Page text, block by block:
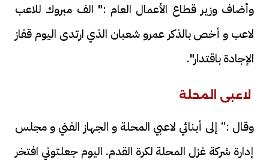
وأضاف وزير قطاع الأعمال العام :" الف مبروك للاعب
لاعب و أخص بالذكر عمرو شعبان الذي ارتدى اليوم قفاز
الإجادة باقتدار".
لاعبى المحلة
وقال :” إلى أبنائي لاعبي المحلة و الجهاز الفني و مجلس
إدارة شركة غزل المحلة لكرة القدم. اليوم جعلتوني افتخر